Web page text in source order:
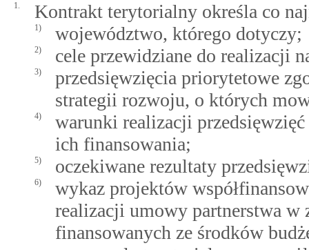
1. Kontrakt terytorialny określa co
1) województwo, którego dotyczy;
2) cele przewidziane do realizacji
3)
przedsięwzięcia priorytetowe
strategii rozwoju, o których
4)
warunki realizacji
ich finansowania;
5) oczekiwane rezultaty
6)
wykaz projektów
realizacji umowy partnerstwa
finansowanych ze środków